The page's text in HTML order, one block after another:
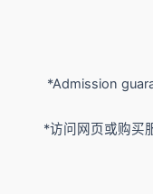
*Admission
*访问网页或购买